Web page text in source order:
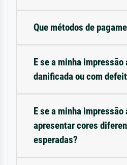
Que métodos de
E se a minha
danificada ou com
E se a minha
apresentar cores
esperadas?